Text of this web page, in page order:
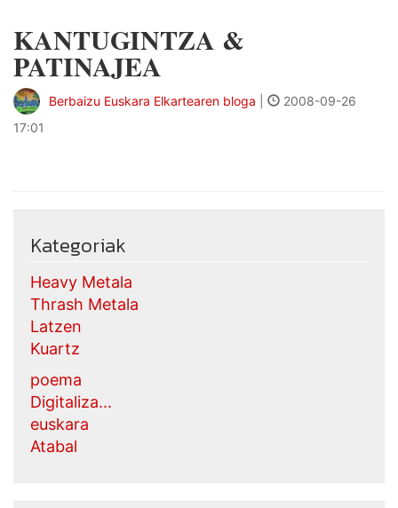
KANTUGINTZA &
PATINAJEA
Berbaizu Euskara Elkartearen bloga
2008-09-26
17:01
Kategoriak
Heavy Metala
Thrash Metala
Latzen
Kuartz
poema
Digitaliza...
euskara
Atabal